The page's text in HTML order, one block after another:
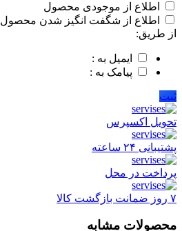
اطلاع از موجودی محصول
اطلاع از شگفت انگیز شدن محصول
از طریق:
ایمیل به :
پیامک به :
ثبت
تحویل اکسپرس
پشتیبانی ۲۴ ساعته
پرداخت در محل
۷ روز ضمانت بازگشت کالا
محصولات مشابه